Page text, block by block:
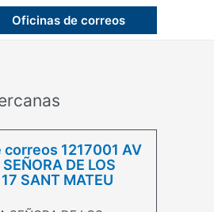
Oficinas de correos
correos 1217001 AV
DE LOS
SANT MATEU